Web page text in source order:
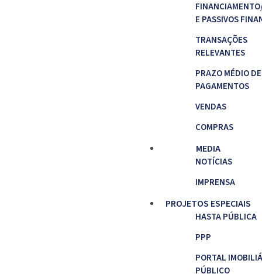
E PASSIVOS
TRANSAÇÕES
RELEVANTES
PRAZO MÉDIO DE
PAGAMENTOS
VENDAS
COMPRAS
MEDIA
NOTÍCIAS
IMPRENSA
PROJETOS ESPECIAIS
HASTA PÚBLICA
PPP
PORTAL
PÚBLICO